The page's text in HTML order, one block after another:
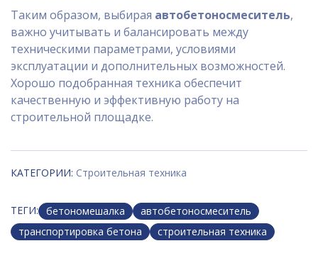
Таким образом, выбирая автобетоносмеситель,
важно учитывать и балансировать между
техническими параметрами, условиями
эксплуатации и дополнительных возможностей.
Хорошо подобранная техника обеспечит
качественную и эффективную работу на
строительной площадке.
КАТЕГОРИИ: Строительная техника
ТЕГИ: бетономешалка
автобетоносмеситель
транспортировка бетона
строительная техника